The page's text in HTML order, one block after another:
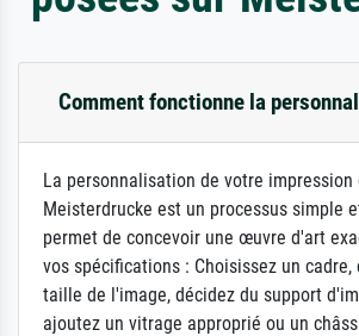
Comment fonctionne la
La personnalisation de votre impression
Meisterdrucke est un processus simple
permet de concevoir une œuvre d'art
vos spécifications : Choisissez un
taille de l'image, décidez du support
ajoutez un vitrage approprié ou un